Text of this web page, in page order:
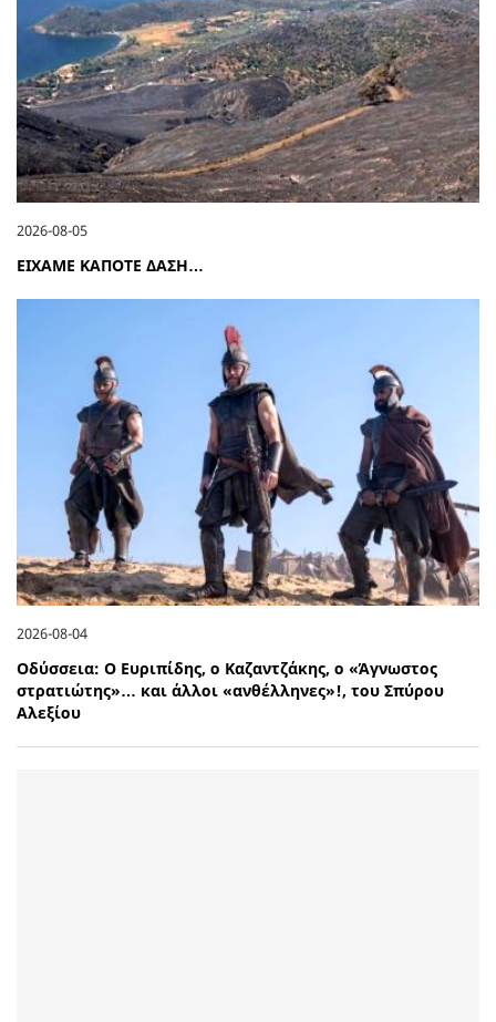
2026-08-05
ΕΙΧΑΜΕ ΚΑΠΟΤΕ ΔΑΣΗ…
2026-08-04
Οδύσσεια: Ο Ευριπίδης, ο Καζαντζάκης, ο «Άγνωστος
στρατιώτης»… και άλλοι «ανθέλληνες»!, του Σπύρου
Αλεξίου